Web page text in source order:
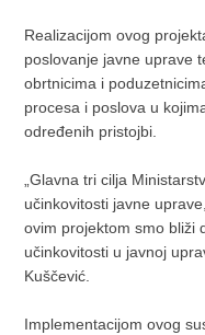
Realizacijom ovog
poslovanje javne uprave
obrtnicima i
procesa i poslova u
određenih pristojbi.
„Glavna tri cilja
učinkovitosti javne
ovim projektom smo bliži
učinkovitosti u javnoj
Kuščević.
Implementacijom ovog